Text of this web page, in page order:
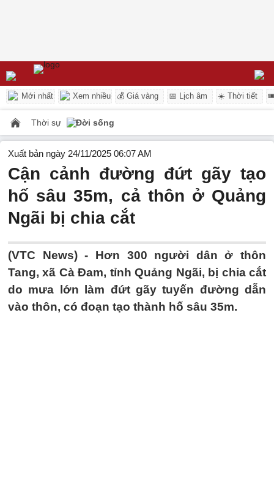
Mới nhất Xem nhiều 💰 Giá vàng 📅 Lịch âm ☀️ Thời tiết
Thời sự Đời sống
Xuất bản ngày 24/11/2025 06:07 AM
Cận cảnh đường đứt gãy tạo
hố sâu 35m, cả thôn ở Quảng
Ngãi bị chia cắt
(VTC News) - Hơn 300 người dân ở thôn
Tang, xã Cà Đam, tỉnh Quảng Ngãi, bị chia cắt
do mưa lớn làm đứt gãy tuyến đường dẫn
vào thôn, có đoạn tạo thành hố sâu 35m.